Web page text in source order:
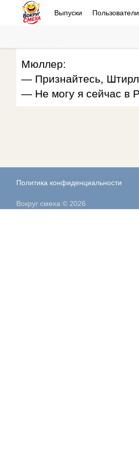
Выпуски Пользователи
Мюллер:
— Признайтесь,
— Не могу я сейчас в
Политика конфиденциальности
Вокруг смеха © 2026